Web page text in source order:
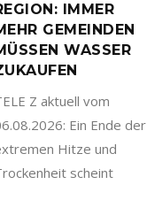
IMMER
GEMEINDEN
WASSER
Z aktuell vom
Ein Ende der
Hitze und
scheint